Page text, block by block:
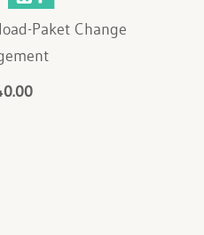
Paket Change